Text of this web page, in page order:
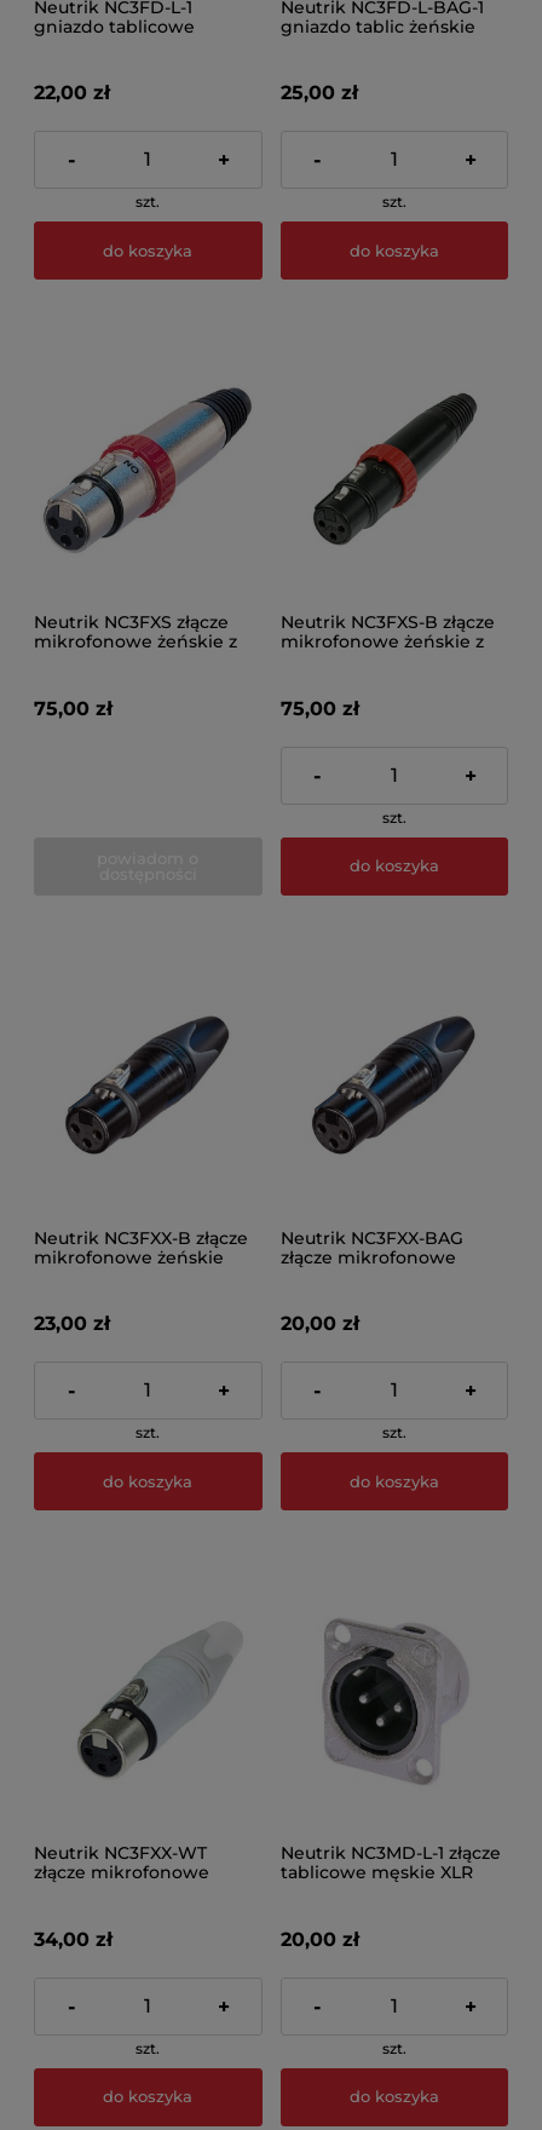
Neutrik NC3FD-L-1
gniazdo tablicowe
22,00 zł
- +
szt.
do koszyka
Neutrik NC3FD-L-BAG-1
gniazdo tablic żeńskie
25,00 zł
- +
szt.
do koszyka
Neutrik NC3FXS złącze
mikrofonowe żeńskie z
75,00 zł
Neutrik NC3FXS-B złącze
mikrofonowe żeńskie z
75,00 zł
- +
szt.
do koszyka
Neutrik NC3FXX-B złącze
mikrofonowe żeńskie
23,00 zł
- +
szt.
do koszyka
Neutrik NC3FXX-BAG
złącze mikrofonowe
20,00 zł
- +
szt.
do koszyka
Neutrik NC3FXX-WT
złącze mikrofonowe
34,00 zł
- +
szt.
do koszyka
Neutrik NC3MD-L-1 złącze
tablicowe męskie XLR
20,00 zł
- +
szt.
do koszyka